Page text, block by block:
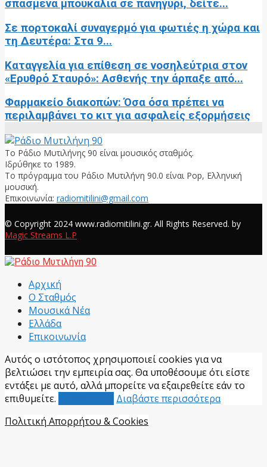
σπασμένα μπουκάλια σε πανηγύρι, δείτε...
Σε πορτοκαλί συναγερμό για φωτιές η χώρα και
τη Δευτέρα: Στα 9...
Καταγγελία για επίθεση σε νοσηλεύτρια στον
«Ερυθρό Σταυρό»: Ασθενής την άρπαξε από...
Φαρμακείο διακοπών: Όσα όσα πρέπει να
περιλαμβάνει το κιτ για ασφαλείς εξορμήσεις
Το Ράδιο Μυτιλήνης 90 είναι μουσικός σταθμός.
Ιδρύθηκε το 1989.
Το πρόγραμμα του Ράδιο Μυτιλήνη 90.0 είναι Pop, Ελληνική
μουσική.
Επικοινωνία: radiomitilini@gmail.com
© Copyright 2024 www.radiomitilini.gr. All Rights Reserved. by
Magic Streams L.P
Αρχική
Ο Σταθμός
Μουσικά Νέα
Ελλάδα
Επικοινωνία
Αυτός ο ιστότοπος χρησιμοποιεί cookies για να
βελτιώσει την εμπειρία σας. Θα υποθέσουμε ότι είστε
εντάξει με αυτό, αλλά μπορείτε να εξαιρεθείτε εάν το
επιθυμείτε.
Διαβάστε περισσότερα
Πολιτική Απορρήτου & Cookies